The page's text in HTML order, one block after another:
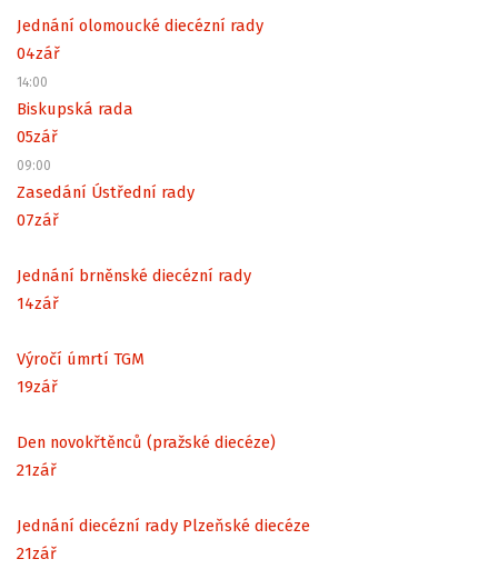
Jednání olomoucké diecézní rady
04zář
14:00
Biskupská rada
05zář
09:00
Zasedání Ústřední rady
07zář
Jednání brněnské diecézní rady
14zář
Výročí úmrtí TGM
19zář
Den novokřtěnců (pražské diecéze)
21zář
Jednání diecézní rady Plzeňské diecéze
21zář